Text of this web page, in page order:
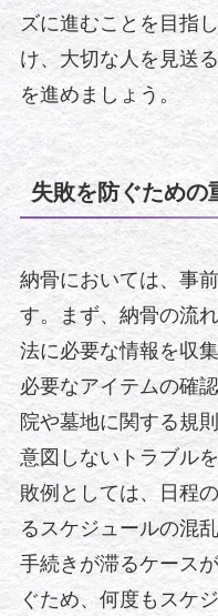
ズに進むことを目指
け、大切な人を見送
を進めましょう。
失敗を防ぐための
納骨においては、事
す。まず、納骨の流
法に必要な情報を収
必要なアイテムの確
院や墓地に関する規
意図しないトラブル
敗例としては、日程
るスケジュールの混
手続きが滞るケース
ぐため、何度もスケ